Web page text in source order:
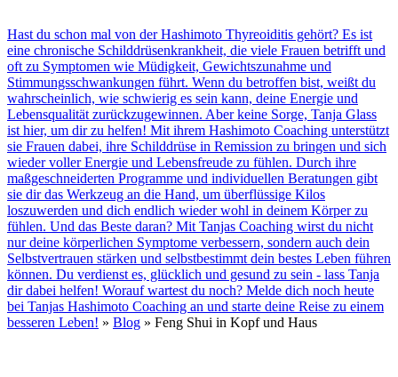
Hast du schon mal von der Hashimoto Thyreoiditis gehört? Es ist
eine chronische Schilddrüsenkrankheit, die viele Frauen betrifft und
oft zu Symptomen wie Müdigkeit, Gewichtszunahme und
Stimmungsschwankungen führt. Wenn du betroffen bist, weißt du
wahrscheinlich, wie schwierig es sein kann, deine Energie und
Lebensqualität zurückzugewinnen. Aber keine Sorge, Tanja Glass
ist hier, um dir zu helfen! Mit ihrem Hashimoto Coaching unterstützt
sie Frauen dabei, ihre Schilddrüse in Remission zu bringen und sich
wieder voller Energie und Lebensfreude zu fühlen. Durch ihre
maßgeschneiderten Programme und individuellen Beratungen gibt
sie dir das Werkzeug an die Hand, um überflüssige Kilos
loszuwerden und dich endlich wieder wohl in deinem Körper zu
fühlen. Und das Beste daran? Mit Tanjas Coaching wirst du nicht
nur deine körperlichen Symptome verbessern, sondern auch dein
Selbstvertrauen stärken und selbstbestimmt dein bestes Leben führen
können. Du verdienst es, glücklich und gesund zu sein - lass Tanja
dir dabei helfen! Worauf wartest du noch? Melde dich noch heute
bei Tanjas Hashimoto Coaching an und starte deine Reise zu einem
besseren Leben! » Blog » Feng Shui in Kopf und Haus